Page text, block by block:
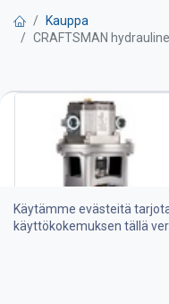
Kauppa
CRAFTSMAN
Tehokas ja hiljainen 7-
50-65 kgf. Potkurin
Huoltovapaa
Luotettava hydraulinen
Käytämme evästeitä
käyttökokemuksen tällä